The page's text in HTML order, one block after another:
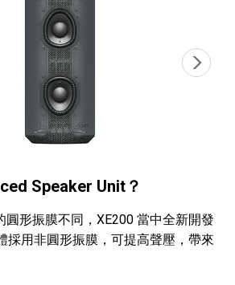
Speaker Unit？
圓形振膜不同，XE200 當中全新開發
採用非圓形振膜，可提高聲壓，帶來